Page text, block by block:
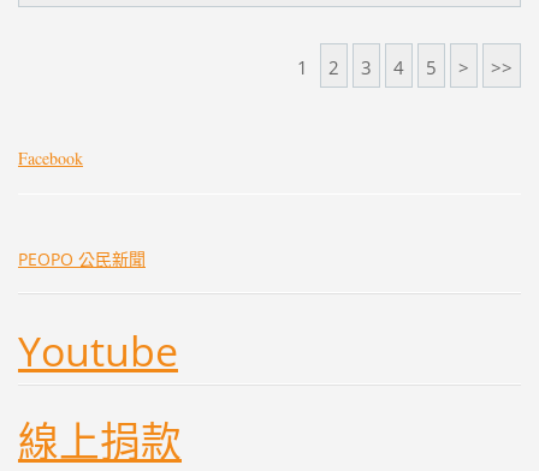
1 2 3 4 5 > >>
Facebook
PEOPO 公民新聞
Youtube
線上捐款